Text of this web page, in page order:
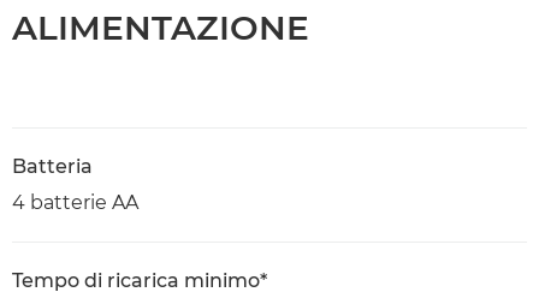
ALIMENTAZIONE
Batteria
4 batterie AA
Tempo di ricarica minimo*